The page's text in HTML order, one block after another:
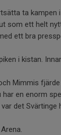
ta kampen i
som ett helt
ett bra
i kistan.
Mimmis
en enorm
det